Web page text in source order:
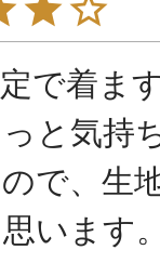
で着ま
と気持
で、生
います。